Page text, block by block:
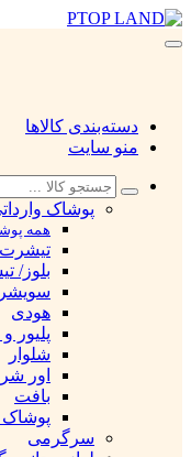
دسته‌بندی کالاها
منو سایت
پوشاک
همه
تیشرت
بلوز/
هودی
پلیور
شلوار
اور
بافت
سرگرمی